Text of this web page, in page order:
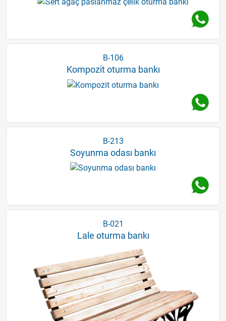
B-106
Kompozit oturma bankı
B-213
Soyunma odası bankı
B-021
Lale oturma bankı